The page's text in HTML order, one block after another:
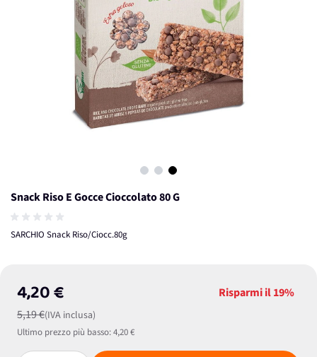
View larger image
View larger image
View larger image
Snack Riso E Gocce Cioccolato 80 G
SARCHIO Snack Riso/Ciocc.80g
4,20 €
5,19 €(IVA inclusa)
Risparmi il19%
Ultimo prezzo più basso:4,20 €